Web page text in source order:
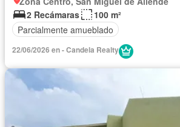
2 Recámaras
100 m²
Parcialmente amueblado
22/06/2026 en - Candela Realty